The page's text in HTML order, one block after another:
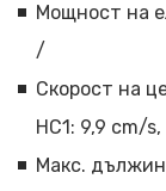
Мощност на
/
Скорост на
HC1: 9,9 cm/
Макс.